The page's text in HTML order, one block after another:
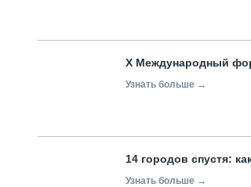
X Международный
Узнать больше →
14 городов спустя:
Узнать больше →